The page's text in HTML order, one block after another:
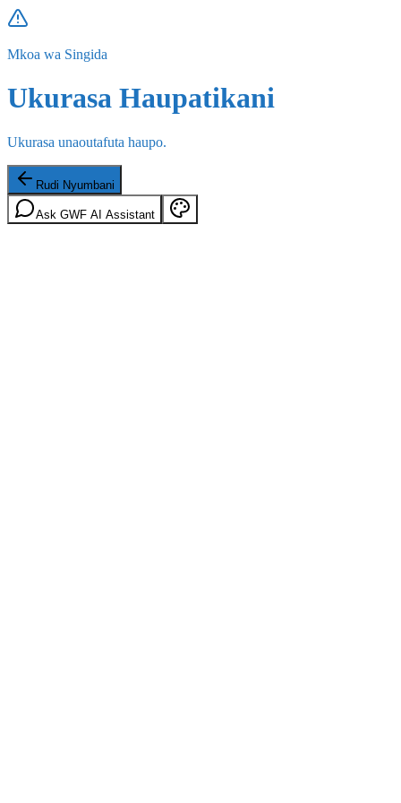
Mkoa wa Singida
Ukurasa Haupatikani
Ukurasa unaoutafuta haupo.
Rudi Nyumbani
Ask GWF AI Assistant